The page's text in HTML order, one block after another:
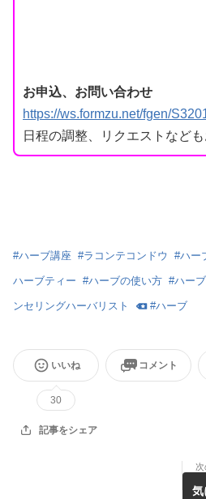
お申込、お問い合わせ
https://ws.formzu.net/fgen/
日程の調整、リクエストなど
#ハーブ講座 #ラコンテコンドウ #ハー
ハーブティー #ハーブの使い方 #ハー
ンセリングハーバリスト #ハーブ
いいね
30
コメント
記事をシェア
次
気